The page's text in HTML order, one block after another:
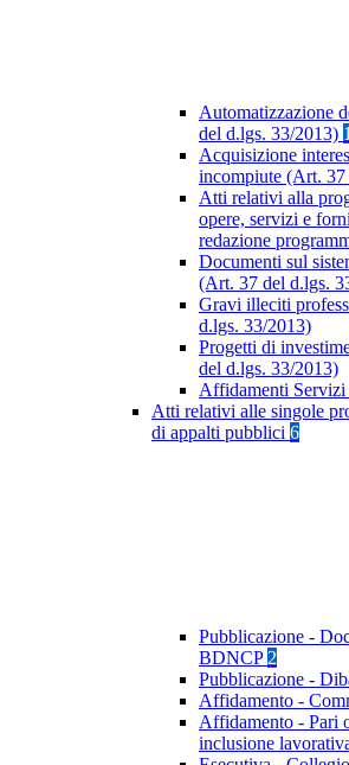
Automatizzazione
del d.lgs. 33/2013) 1
Acquisizione
incompiute (Art.
Atti relativi alla
opere, servizi e
redazione
Documenti sul
(Art. 37 del d.lgs.
Gravi illeciti
d.lgs. 33/2013)
Progetti di
del d.lgs. 33/2013)
Affidamenti
Atti relativi alle singole
di appalti pubblici 6
Pubblicazione -
BDNCP 2
Pubblicazione -
Affidamento -
Affidamento - Pari
inclusione